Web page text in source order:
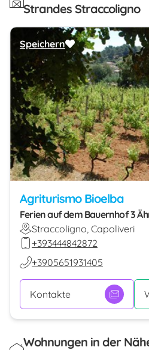
Strandes Straccoligno
Agriturismo Bioelba
Ferien auf dem Bauernhof 3
Straccoligno, Capoliveri
+393444842872
+3905651931405
Kontakte
Speichern
Wohnungen in der